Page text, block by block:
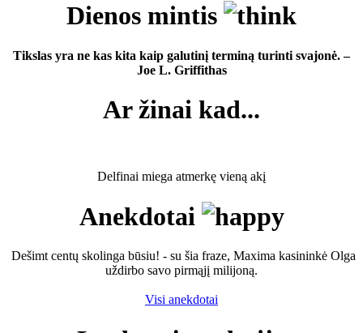
Dienos mintis
Tikslas yra ne kas kita kaip galutinį terminą turinti svajonė. –
Joe L. Griffithas
Ar žinai kad...
Delfinai miega atmerkę vieną akį
Anekdotai
Dešimt centų skolinga būsiu! - su šia fraze, Maxima kasininkė Olga
uždirbo savo pirmąjį milijoną.
Visi anekdotai